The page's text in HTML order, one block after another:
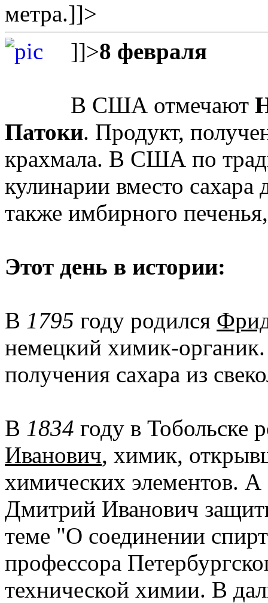
метра.]]>
]]>8 февраля
В США отмечают
Патоки. Продукт,
крахмала. В США по
кулинарии вместо сахара
также имбирного
Этот день в истории:
В 1795 году родился
немецкий химик-
получения сахара из
В 1834 году в Тобольске
Иванович, химик,
химических элементов. А
Дмитрий Иванович
теме "О соединении
профессора
технической химии. В